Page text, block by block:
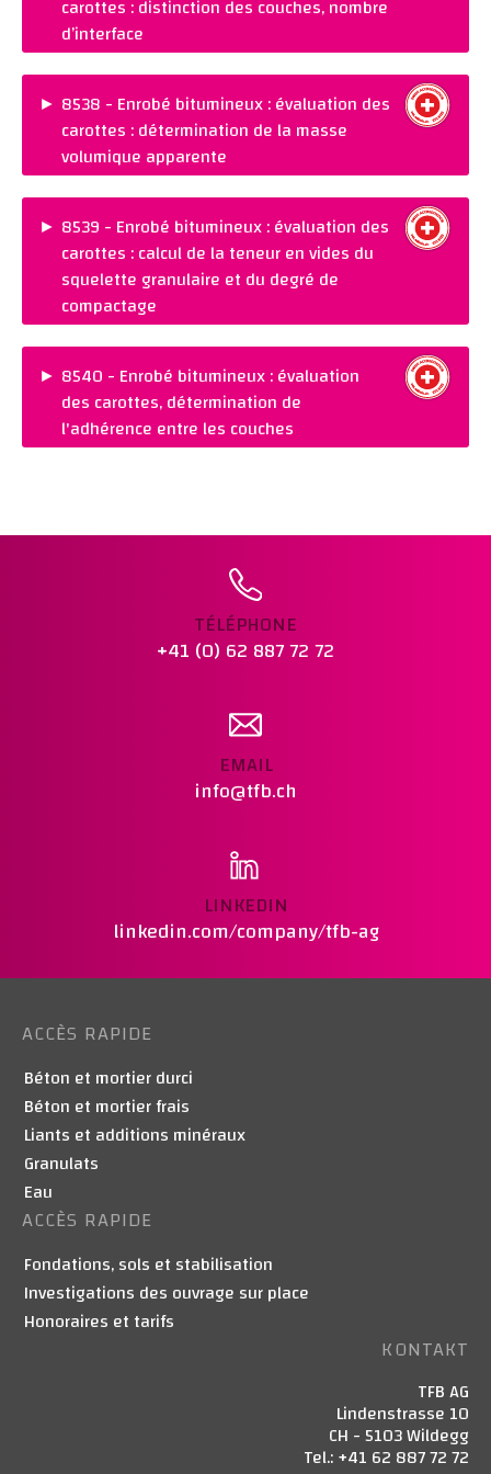
REMARQUES :
Ajouter au panier
carottes : distinction des couches, nombre
d’interface
PRIX :CHF 40.00
NORME :TFB-Methode
REMARQUES :
Ajouter au panier
► 8538 - Enrobé bitumineux : évaluation des
carottes : détermination de la masse
volumique apparente
PRIX :CHF 85.00
NORME :SN 670 406
REMARQUES :
Ajouter au panier
► 8539 - Enrobé bitumineux : évaluation des
carottes : calcul de la teneur en vides du
squelette granulaire et du degré de
compactage
PRIX :CHF 55.00
NORME : SN 670 408
REMARQUES :
Ajouter au panier
► 8540 - Enrobé bitumineux : évaluation
des carottes, détermination de
l'adhérence entre les couches
REMARQUES :
Ajouter au panier
TÉLÉPHONE
+41 (0) 62 887 72 72
EMAIL
info@tfb.ch
LINKEDIN
linkedin.com/company/tfb-ag
ACCÈS RAPIDE
Béton et mortier durci
Béton et mortier frais
Liants et additions minéraux
Granulats
Eau
ACCÈS RAPIDE
Fondations, sols et stabilisation
Investigations des ouvrage sur place
Honoraires et tarifs
KONTAKT
TFB AG
Lindenstrasse 10
CH - 5103 Wildegg
Tel.: +41 62 887 72 72